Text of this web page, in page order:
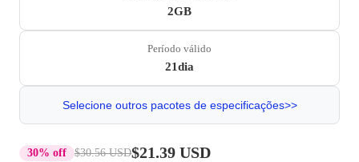
2GB
Período válido
21dia
Selecione outros pacotes de especificações>>
30% off $30.56 USD$21.39 USD